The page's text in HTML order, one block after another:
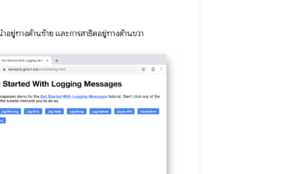
ยู่ทางด้านซ้าย และการสาธิตอยู่ทางด้านขวา